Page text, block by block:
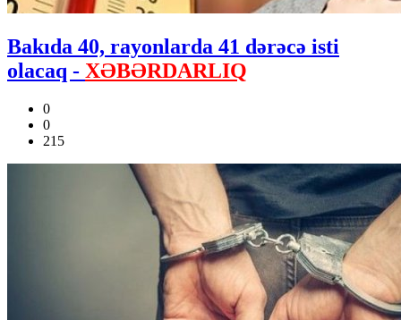
Bakıda 40, rayonlarda 41 dərəcə isti
olacaq - XƏBƏRDARLIQ
0
0
215